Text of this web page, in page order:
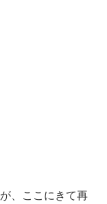
、ここにきて再